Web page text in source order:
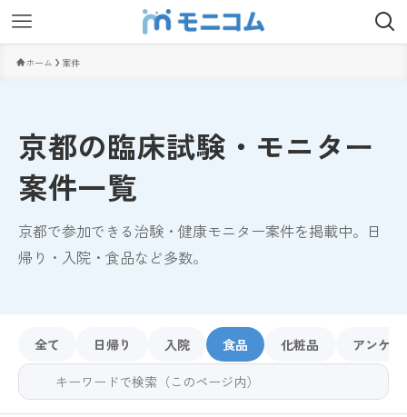
ホーム 案件
京都の臨床試験・モニター
案件一覧
京都で参加できる治験・健康モニター案件を掲載中。日
帰り・入院・食品など多数。
全て 日帰り 入院 食品 化粧品 アンケー